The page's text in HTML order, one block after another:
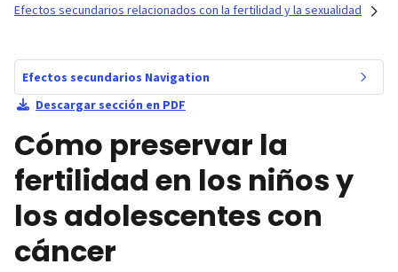
Efectos secundarios relacionados con la fertilidad y la sexualidad
Efectos secundarios Navigation
Descargar sección en PDF
Cómo preservar la
fertilidad en los niños y
los adolescentes con
cáncer